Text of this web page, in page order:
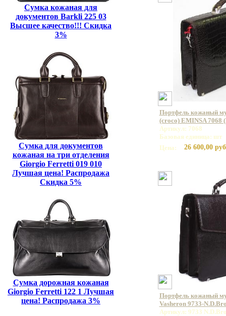
Сумка кожаная для
документов Barkli 225 03
Высшее качество!!! Скидка
3%
Сумка для документов
кожаная на три отделения
Giorgio Ferretti 019 010
Лучшая цена! Распродажа
Скидка 5%
Сумка дорожная кожаная
Giorgio Ferretti 122 1 Лучшая
цена! Распродажа 3%
Портфель кожаный
(croco) EMINSA 7068
Артикул: 7068
Базовая единица: шт
Цена:
26 600,00
Портфель кожаный
Vasheron 9733-
Артикул: 9733